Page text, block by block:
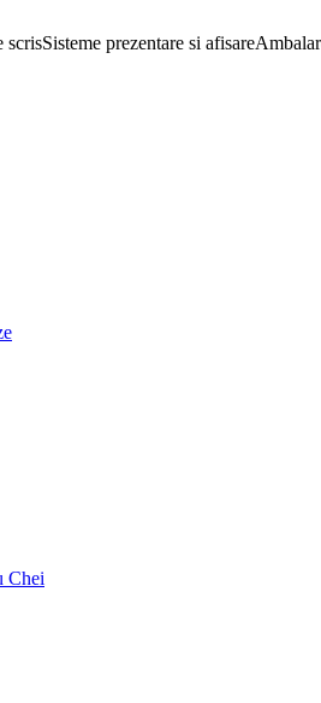
scrisSisteme prezentare si afisare
Chei